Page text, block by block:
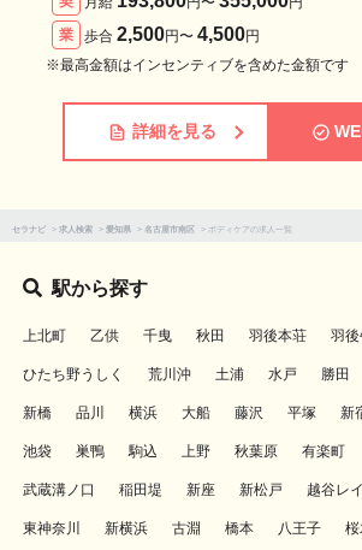
業
歩合 2,500円〜 4,500円
※最高金額はインセンティブを含めた金額です
詳細を見る
セラナビ > 求人検索 > 愛知県 > 名古屋市南区 > ボディケアの求人一覧
駅から探す
上北町 乙供 千曳 秋田 羽後本荘 羽後
ひたち野うしく 荒川沖 土浦 水戸 勝田
新橋 品川 横浜 大船 藤沢 平塚 新
池袋 巣鴨 駒込 上野 秋葉原 有楽町
武蔵溝ノ口 稲田堤 新座 新松戸 越谷レ
東神奈川 新横浜 古淵 橋本 八王子